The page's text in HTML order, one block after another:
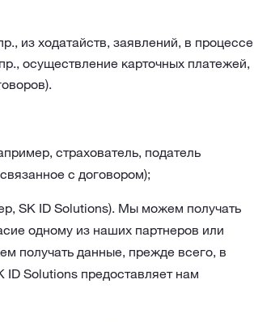
из ходатайств, заявлений, в процессе
осуществление карточных платежей,
страхователь, податель
с договором);
SK ID Solutions). Мы можем получать
одному из наших партнеров или
получать данные, прежде всего, в
ID Solutions предоставляет нам